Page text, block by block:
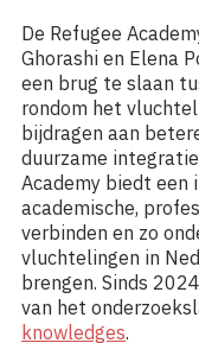
De Refugee
Ghorashi en Elena
een brug te slaan
rondom het
bijdragen aan
duurzame
Academy biedt
academische,
verbinden en zo
vluchtelingen in
brengen. Sinds
van het
knowledges.